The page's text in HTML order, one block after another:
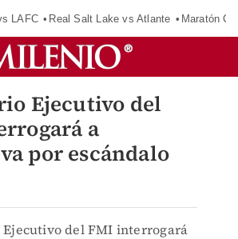
LAFC Real Salt Lake vs Atlante Maratón
Ejecutivo del
a
por escándalo
del FMI interrogará